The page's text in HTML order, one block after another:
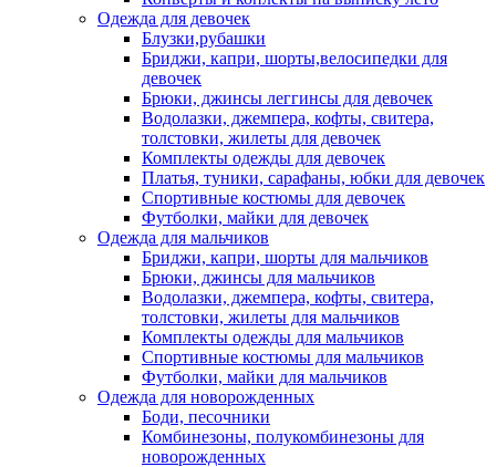
Одежда для девочек
Блузки,рубашки
Бриджи, капри, шорты,велосипедки для
девочек
Брюки, джинсы леггинсы для девочек
Водолазки, джемпера, кофты, свитера,
толстовки, жилеты для девочек
Комплекты одежды для девочек
Платья, туники, сарафаны, юбки для девочек
Спортивные костюмы для девочек
Футболки, майки для девочек
Одежда для мальчиков
Бриджи, капри, шорты для мальчиков
Брюки, джинсы для мальчиков
Водолазки, джемпера, кофты, свитера,
толстовки, жилеты для мальчиков
Комплекты одежды для мальчиков
Спортивные костюмы для мальчиков
Футболки, майки для мальчиков
Одежда для новорожденных
Боди, песочники
Комбинезоны, полукомбинезоны для
новорожденных